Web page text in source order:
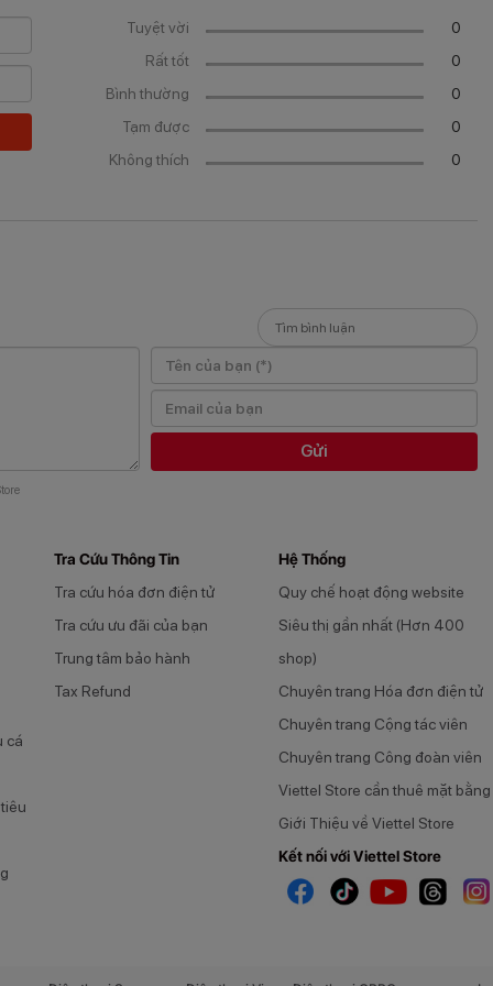
Tuyệt vời
0
Rất tốt
0
Bình thường
0
Tạm được
0
Không thích
0
Gửi
cá
Tra Cứu Thông Tin
Tra cứu hóa đơn điện tử
Tra cứu ưu đãi của bạn
Trung tâm bảo hành
Tax Refund
Hệ Thống
Quy chế hoạt động website
Siêu thị gần nhất (Hơn 400
shop)
Chuyên trang Hóa đơn điện tử
Chuyên trang Cộng tác viên
Chuyên trang Công đoàn viên
Viettel Store cần thuê mặt bằng
Giới Thiệu về Viettel Store
Kết nối với Viettel Store